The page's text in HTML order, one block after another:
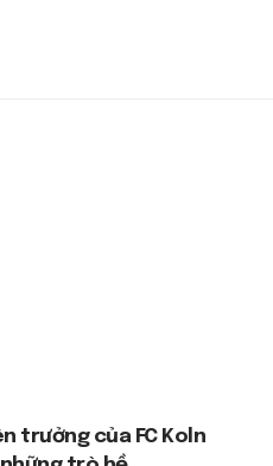
trưởng của FC Koln